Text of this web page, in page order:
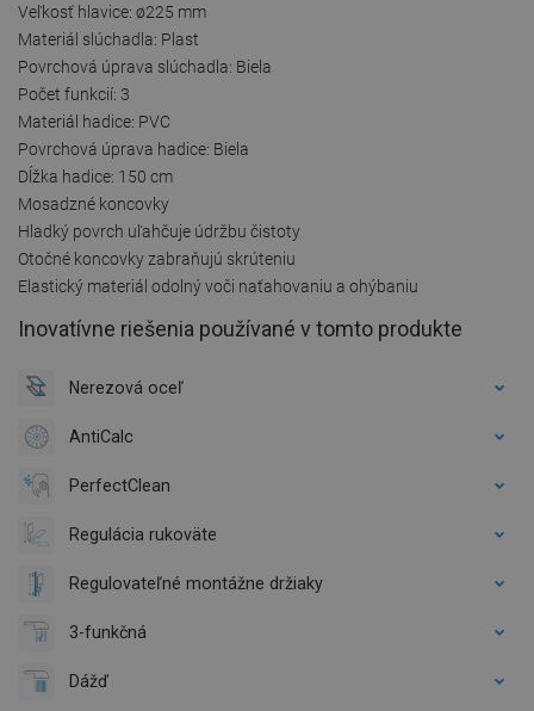
Veľkosť hlavice: ø225 mm
Materiál slúchadla: Plast
Povrchová úprava slúchadla: Biela
Počet funkcií: 3
Materiál hadice: PVC
Povrchová úprava hadice: Biela
Dĺžka hadice: 150 cm
Mosadzné koncovky
Hladký povrch uľahčuje údržbu čistoty
Otočné koncovky zabraňujú skrúteniu
Elastický materiál odolný voči naťahovaniu a ohýbaniu
Inovatívne riešenia používané v tomto produkte
Nerezová oceľ
AntiCalc
PerfectClean
Regulácia rukoväte
Regulovateľné montážne držiaky
3-funkčná
Dážď